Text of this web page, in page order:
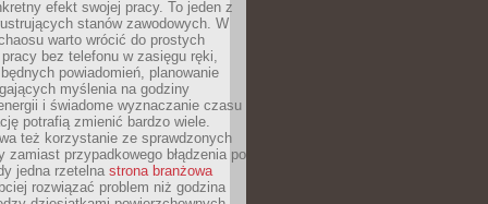
efekt swojej pracy. To jeden z
stanów zawodowych. W
warto wrócić do prostych
bez telefonu w zasięgu ręki,
powiadomień, planowanie
myślenia na godziny
i świadome wyznaczanie czasu
potrafią zmienić bardzo wiele.
też korzystanie ze sprawdzonych
zamiast przypadkowego błądzenia po
jedna rzetelna strona branżowa
rozwiązać problem niż godzina